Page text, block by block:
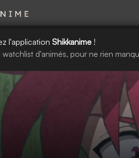
l'application Shikkanime !
d'animés, pour ne rien